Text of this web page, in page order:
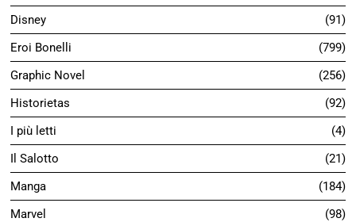
Disney
91
Eroi Bonelli
799
Graphic Novel
256
Historietas
92
I più letti
4
Il Salotto
21
Manga
184
Marvel
98